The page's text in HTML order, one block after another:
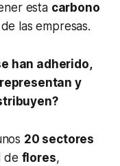
esta carbono
las empresas.
han adherido,
y
20 sectores
de flores,